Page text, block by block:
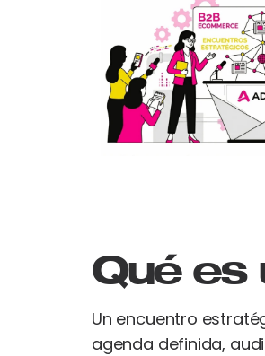
Qué es
Un encuentro
agenda definida,